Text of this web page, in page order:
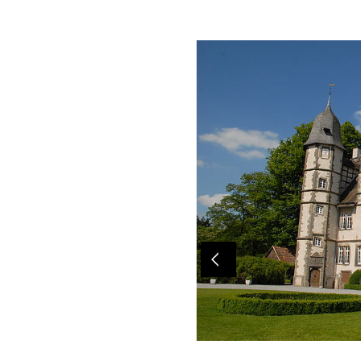
Previous